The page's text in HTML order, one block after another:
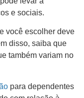
e sociais.
você escolher deve
disso, saiba que
também variam no
para dependentes